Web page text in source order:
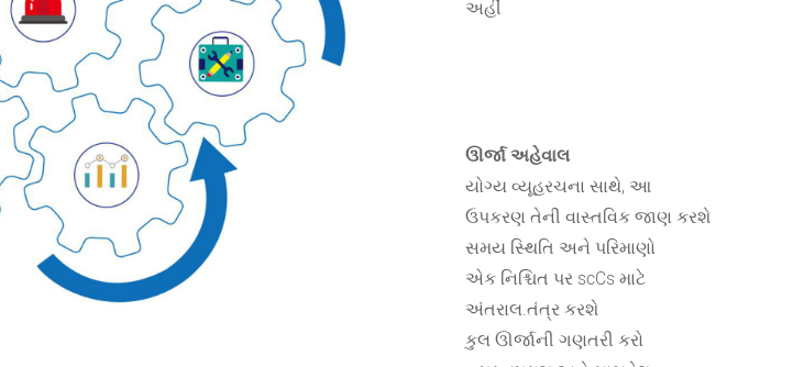
અહીં
ઊર્જા અહેવાલ
યોગ્ય વ્યૂહરચના સાથે, આ
ઉપકરણ તેની વાસ્તવિક જાણ કરશે
સમય સ્થિતિ અને પરિમાણો
એક નિશ્ચિત પર scCs માટે
અંતરાલ.તંત્ર કરશે
કુલ ઊર્જાની ગણતરી કરો